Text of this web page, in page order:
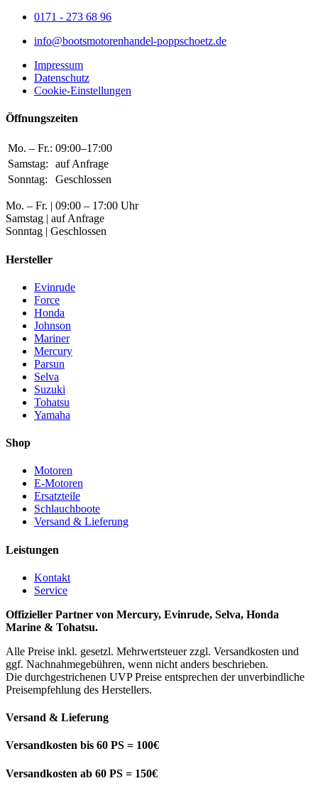
0171 - 273 68 96
info@bootsmotorenhandel-poppschoetz.de
Impressum
Datenschutz
Cookie-Einstellungen
Öffnungszeiten
Mo. – Fr.: 09:00–17:00
Samstag:
auf Anfrage
Sonntag:
Geschlossen
Mo. – Fr. | 09:00 – 17:00 Uhr
Samstag | auf Anfrage
Sonntag | Geschlossen
Hersteller
Evinrude
Force
Honda
Johnson
Mariner
Mercury
Parsun
Selva
Suzuki
Tohatsu
Yamaha
Shop
Motoren
E-Motoren
Ersatzteile
Schlauchboote
Versand & Lieferung
Leistungen
Kontakt
Service
Offizieller Partner von Mercury, Evinrude, Selva, Honda
Marine & Tohatsu.
Alle Preise inkl. gesetzl. Mehrwertsteuer zzgl. Versandkosten und
ggf. Nachnahmegebühren, wenn nicht anders beschrieben.
Die durchgestrichenen UVP Preise entsprechen der unverbindliche
Preisempfehlung des Herstellers.
Versand & Lieferung
Versandkosten bis 60 PS = 100€
Versandkosten ab 60 PS = 150€